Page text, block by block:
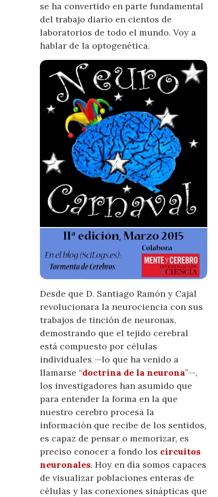
se ha convertido en parte fundamental
del trabajo diario en cientos de
laboratorios de todo el mundo. Voy a
hablar de la optogenética.
Desde que D. Santiago Ramón y Cajal
revolucionara la neurociencia con sus
trabajos de tinción de neuronas,
demostrando que el tejido cerebral
está compuesto por células
individuales —lo que ha venido a
llamarse “doctrina de la neurona”—,
los investigadores han asumido que
para entender la forma en la que
nuestro cerebro procesa la
información que recibe de los sentidos,
es capaz de pensar o memorizar, es
preciso conocer a fondo los circuitos
neuronales. Hoy en día somos capaces
de visualizar poblaciones enteras de
células y las conexiones sinápticas que